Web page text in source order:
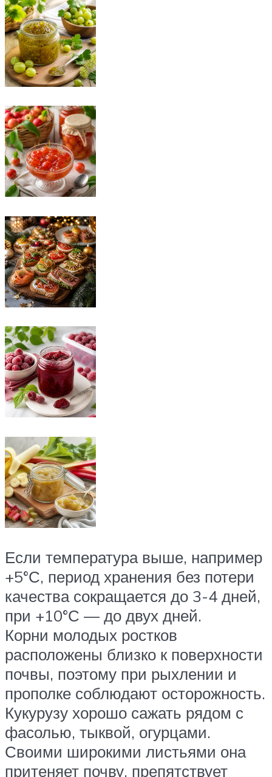
Если температура выше, например
+5°С, период хранения без потери
качества сокращается до 3-4 дней,
при +10°С — до двух дней.
Корни молодых ростков
расположены близко к поверхности
почвы, поэтому при рыхлении и
прополке соблюдают осторожность.
Кукурузу хорошо сажать рядом с
фасолью, тыквой, огурцами.
Своими широкими листьями она
притеняет почву, препятствует